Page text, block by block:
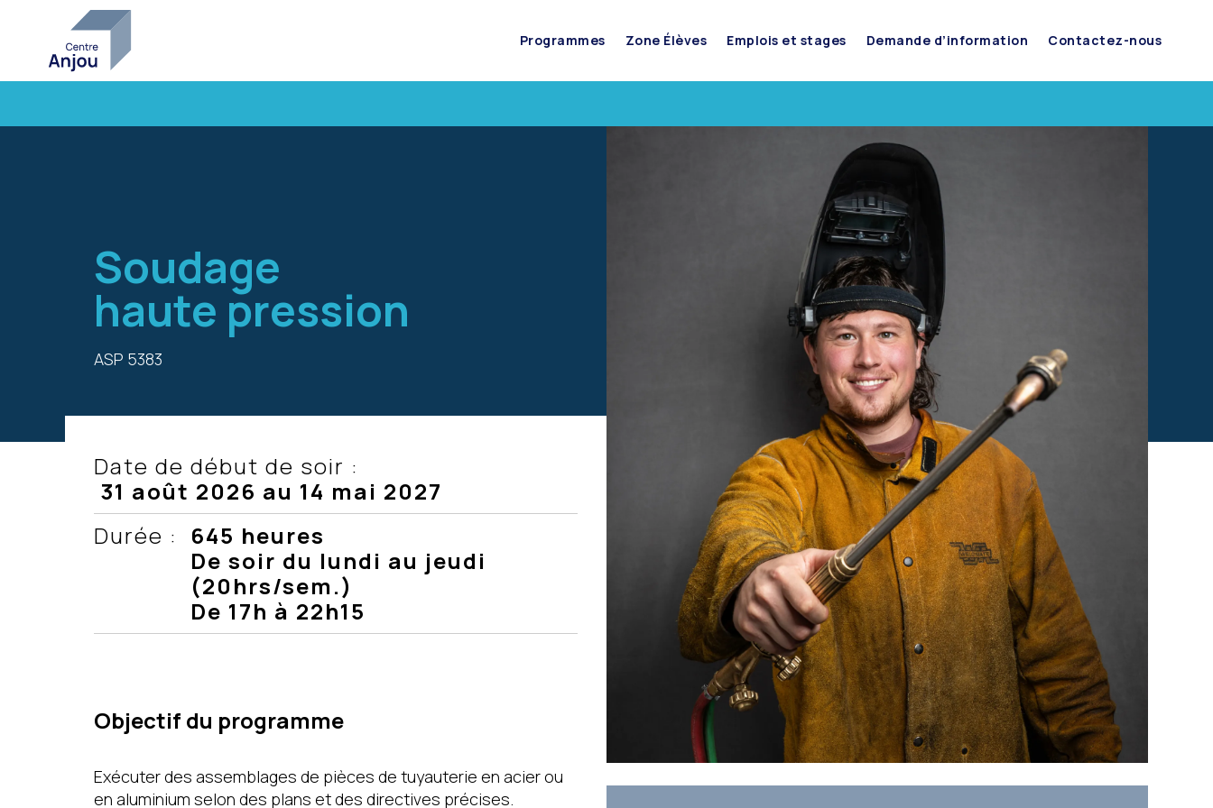
Programmes Zone Élèves Emplois et stages Demande d’information Contactez-nous
Soudage
haute pression
ASP 5383
Date de début de soir :
31 août 2026 au 14 mai 2027
Durée :
645 heures
De soir du lundi au jeudi
(20hrs/sem.)
De 17h à 22h15
Objectif du programme
Exécuter des assemblages de pièces de tuyauterie en acier ou
en aluminium selon des plans et des directives précises.